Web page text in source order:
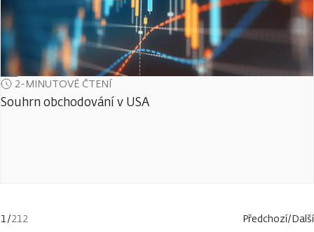
2-MINUTOVÉ ČTENÍ
Souhrn obchodování v USA
1/212 Předchozí/Další